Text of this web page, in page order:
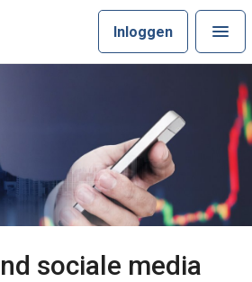
Inloggen
sociale media